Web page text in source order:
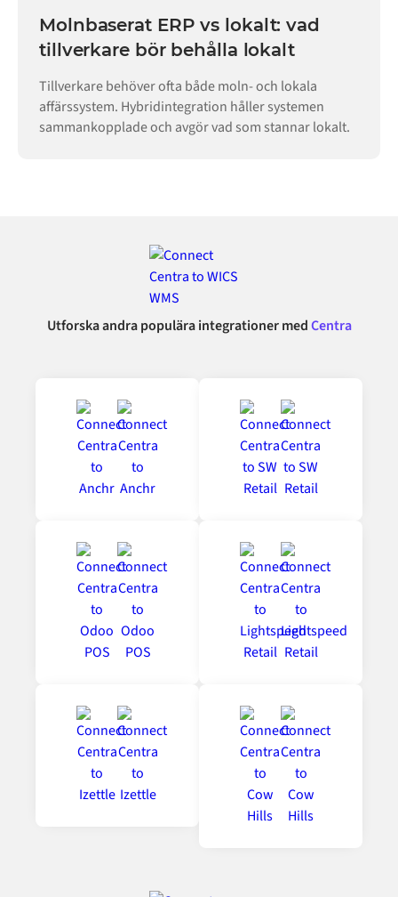
Molnbaserat ERP vs lokalt: vad
tillverkare bör behålla lokalt
Tillverkare behöver ofta både moln- och lokala
affärssystem. Hybridintegration håller systemen
sammankopplade och avgör vad som stannar lokalt.
Utforska andra populära integrationer medCentra